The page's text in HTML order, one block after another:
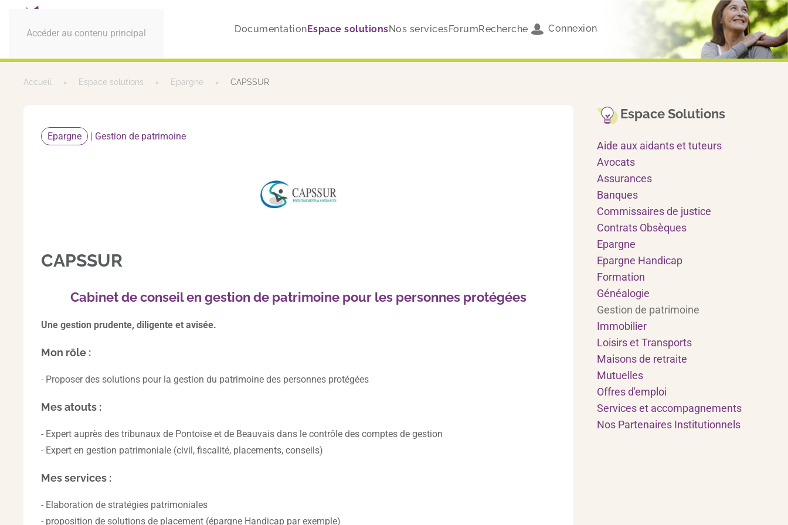
Accéder au contenu principal DocumentationEspace solutionsNos servicesForumRecherche Connexion
Accueil Espace solutions Epargne CAPSSUR
Epargne | Gestion de patrimoine
CAPSSUR
Cabinet de conseil en gestion de patrimoine pour les personnes protégées
Une gestion prudente, diligente et avisée.
Mon rôle :
- Proposer des solutions pour la gestion du patrimoine des personnes protégées
Mes atouts :
- Expert auprès des tribunaux de Pontoise et de Beauvais dans le contrôle des comptes de gestion
- Expert en gestion patrimoniale (civil, fiscalité, placements, conseils)
Mes services :
- Elaboration de stratégies patrimoniales
- proposition de solutions de placement (épargne Handicap par exemple)
Espace Solutions
Aide aux aidants et tuteurs
Avocats
Assurances
Banques
Commissaires de justice
Contrats Obsèques
Epargne
Epargne Handicap
Formation
Généalogie
Gestion de patrimoine
Immobilier
Loisirs et Transports
Maisons de retraite
Mutuelles
Offres d'emploi
Services et accompagnements
Nos Partenaires Institutionnels